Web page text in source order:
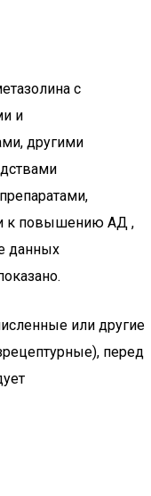
с
и
другими
к повышению АД ,
данных
или другие
перед